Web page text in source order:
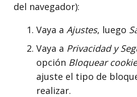
del navegador):
Vaya a Ajustes, luego
Vaya a Privacidad y
opción Bloquear
ajuste el tipo de
realizar.